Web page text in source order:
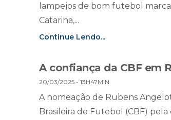
lampejos de bom futebol
Catarina,...
Continue Lendo...
A confiança da CBF em
20/03/2025 - 13H47MIN
A nomeação de Rubens
Brasileira de Futebol (CBF)